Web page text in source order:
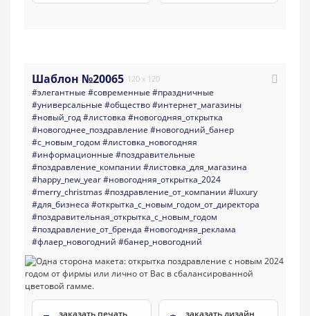
Шаблон №20065 120 x 120
#элегантные #современные #праздничные
#универсальные #общество#интернет_магазины
#новый_год#листовка #новогодняя_открытка
#новогоднее_поздравление #новогодний_банер
#с_новым_годом #листовка_новогодняя
#информационные #поздравительные
#поздравление_компании #листовка_для_магазина
#happy_new_year#новогодняя_открытка_2024
#merry_christmas#поздравление_от_компании #luxury
#для_бизнеса #открытка_с_новым_годом_от_директора
#поздравительная_открытка_с_новым_годом
#поздравление_от_бренда #новогодняя_реклама
#флаер_новогодний #банер_новогодний